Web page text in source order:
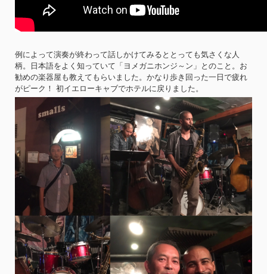
例によって演奏が終わって話しかけてみるととっても気さくな人
柄。日本語をよく知っていて「ヨメガニホンジ～ン」とのこと。お
勧めの楽器屋も教えてもらいました。かなり歩き回った一日で疲れ
がピーク！ 初イエローキャブでホテルに戻りました。